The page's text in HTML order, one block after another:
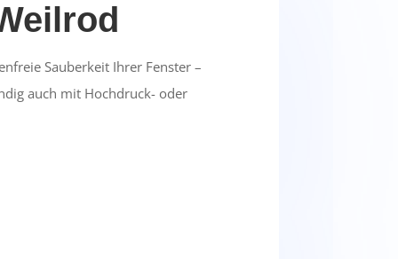
Sauberkeit Ihrer Fenster –
auch mit Hochdruck- oder